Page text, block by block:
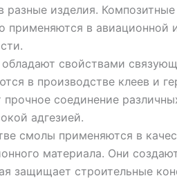
изделия.
применяются в авиационной
свойствами
в производстве клеев и
прочное соединение
адгезией.
смолы применяются в
материала. Они
защищает строительные